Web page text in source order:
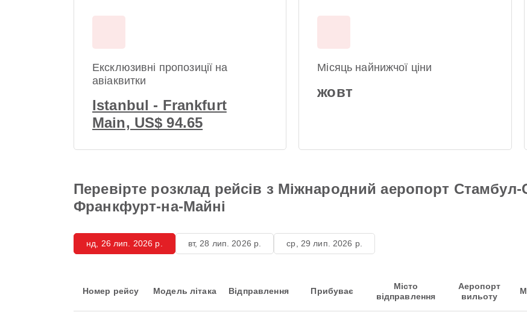
Ексклюзивні пропозиції на
авіаквитки
Istanbul - Frankfurt
Main, US$ 94.65
Місяць найнижчої ціни
жовт
Перевірте розклад рейсів з Міжнародний аеропорт
Франкфурт-на-Майні
нд, 26 лип. 2026 р. вт, 28 лип. 2026 р. ср, 29 лип. 2026 р.
Номер рейсу Модель літака Відправлення Прибуває
Місто
відправлення
Аеропорт
вильоту